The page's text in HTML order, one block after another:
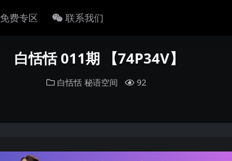
免费专区 联系我们
白恬恬 011期 【74P34V】
白恬恬 秘语空间 92